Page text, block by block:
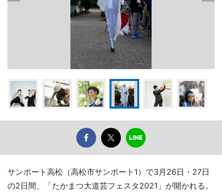
サンポート高松（高松市サンポート1）で3月26日・27日
の2日間、「たかまつ大道芸フェスタ2021」が開かれる。